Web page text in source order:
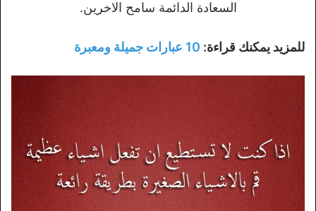
السعادة الدائمة سامح الاخرين.
للمزيد يمكنك قراءة: 10 عبارات جميلة ومعبرة